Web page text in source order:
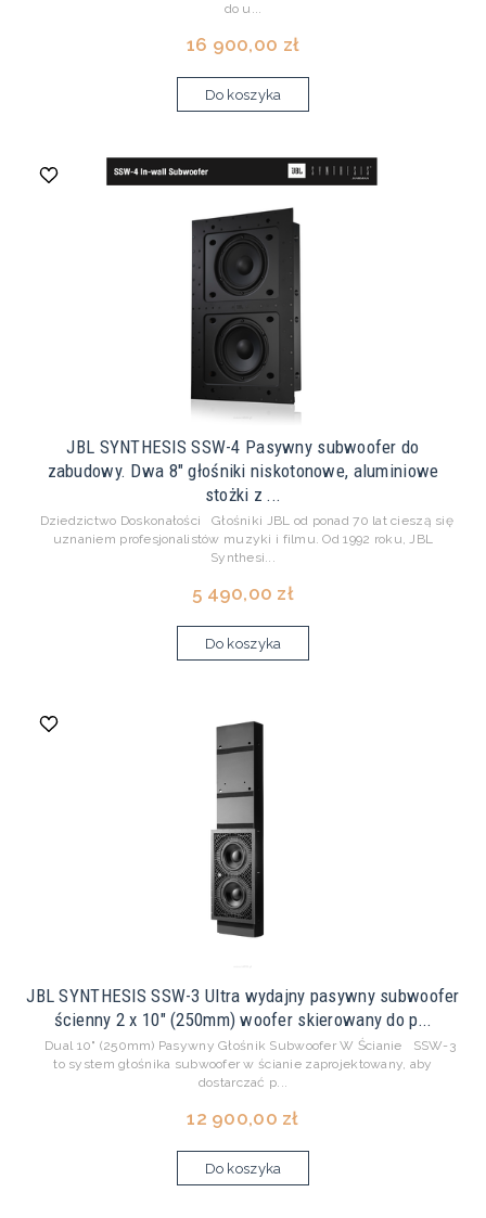
do u...
16 900,00 zł
Do koszyka
JBL SYNTHESIS SSW-4 Pasywny subwoofer do
zabudowy. Dwa 8" głośniki niskotonowe, aluminiowe
stożki z ...
Dziedzictwo Doskonałości Głośniki JBL od ponad 70 lat cieszą się
uznaniem profesjonalistów muzyki i filmu. Od 1992 roku, JBL
Synthesi...
5 490,00 zł
Do koszyka
JBL SYNTHESIS SSW-3 Ultra wydajny pasywny subwoofer
ścienny 2 x 10" (250mm) woofer skierowany do p...
Dual 10" (250mm) Pasywny Głośnik Subwoofer W Ścianie SSW-3
to system głośnika subwoofer w ścianie zaprojektowany, aby
dostarczać p...
12 900,00 zł
Do koszyka